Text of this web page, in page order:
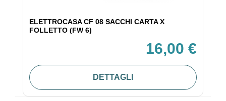
ELETTROCASA CF 08 SACCHI CARTA X
FOLLETTO (FW 6)
16,00 €
DETTAGLI